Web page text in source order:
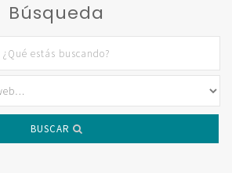
Búsqueda
BUSCAR